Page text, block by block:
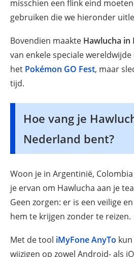
misschien een flink eind
gebruiken die we hieronder
Bovendien maakte Hawlucha in
van enkele speciale
het Pokémon GO Fest, maar
tijd.
Hoe vang je
Nederland bent?
Woon je in Argentinië,
je ervan om Hawlucha aan je
Geen zorgen: er is een veilige
hem te krijgen zonder te reizen.
Met de tool iMyFone AnyTo
wijzigen op zowel Android- als